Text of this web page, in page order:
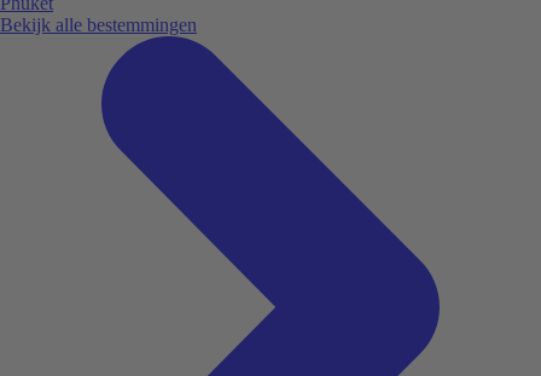
Bekijk alle bestemmingen